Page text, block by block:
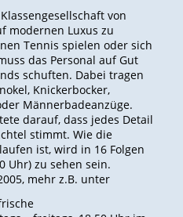
von
modernen Luxus zu
Tennis spielen oder sich
das Personal auf Gut
schuften. Dabei tragen
Knickerbocker,
Männerbadeanzüge.
darauf, dass jedes Detail
stimmt. Wie die
ist, wird in 16 Folgen
Uhr) zu sehen sein.
, mehr z.B. unter